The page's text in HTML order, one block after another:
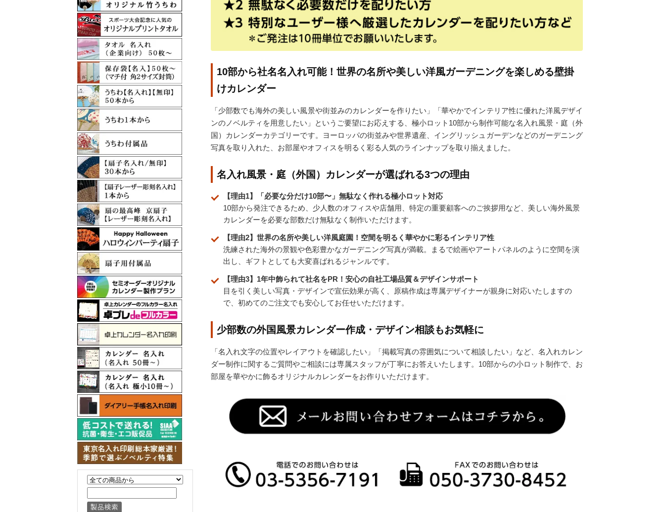
10部から社名名入れ可能！世界の名所や美しい洋風ガーデニングを楽しめる壁掛
けカレンダー
「少部数でも海外の美しい風景や街並みのカレンダーを作りたい」「華やかでインテリア性に優れた洋風デザイ
ンのノベルティを用意したい」というご要望にお応えする、極小ロット10部から制作可能な名入れ風景・庭（外
国）カレンダーカテゴリーです。ヨーロッパの街並みや世界遺産、イングリッシュガーデンなどのガーデニング
写真を取り入れた、お部屋やオフィスを明るく彩る人気のラインナップを取り揃えました。
名入れ風景・庭（外国）カレンダーが選ばれる3つの理由
【理由1】「必要な分だけ10部〜」無駄なく作れる極小ロット対応
10部から発注できるため、少人数のオフィスや店舗用、特定の重要顧客へのご挨拶用など、美しい海外風景
カレンダーを必要な部数だけ無駄なく制作いただけます。
【理由2】世界の名所や美しい洋風庭園！空間を明るく華やかに彩るインテリア性
洗練された海外の景観や色彩豊かなガーデニング写真が満載。まるで絵画やアートパネルのように空間を演
出し、ギフトとしても大変喜ばれるジャンルです。
【理由3】1年中飾られて社名をPR！安心の自社工場品質＆デザインサポート
目を引く美しい写真・デザインで宣伝効果が高く、原稿作成は専属デザイナーが親身に対応いたしますの
で、初めてのご注文でも安心してお任せいただけます。
少部数の外国風景カレンダー作成・デザイン相談もお気軽に
「名入れ文字の位置やレイアウトを確認したい」「掲載写真の雰囲気について相談したい」など、名入れカレン
ダー制作に関するご質問やご相談には専属スタッフが丁寧にお答えいたします。10部からの小ロット制作で、お
部屋を華やかに飾るオリジナルカレンダーをお作りいただけます。